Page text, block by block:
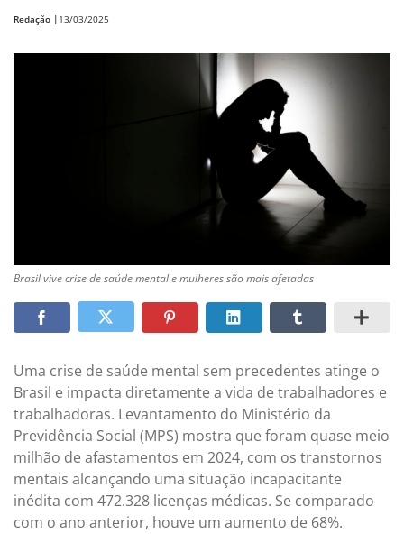
Redação | 13/03/2025
Brasil vive crise de saúde mental e mulheres são mais afetadas
Uma crise de saúde mental sem precedentes atinge o
Brasil e impacta diretamente a vida de trabalhadores e
trabalhadoras. Levantamento do Ministério da
Previdência Social (MPS) mostra que foram quase meio
milhão de afastamentos em 2024, com os transtornos
mentais alcançando uma situação incapacitante
inédita com 472.328 licenças médicas. Se comparado
com o ano anterior, houve um aumento de 68%.